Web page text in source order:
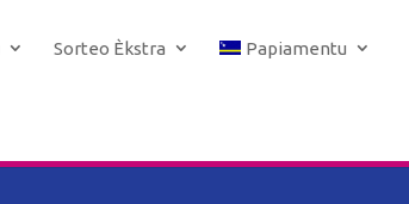
Sorteo Èkstra Papiamentu